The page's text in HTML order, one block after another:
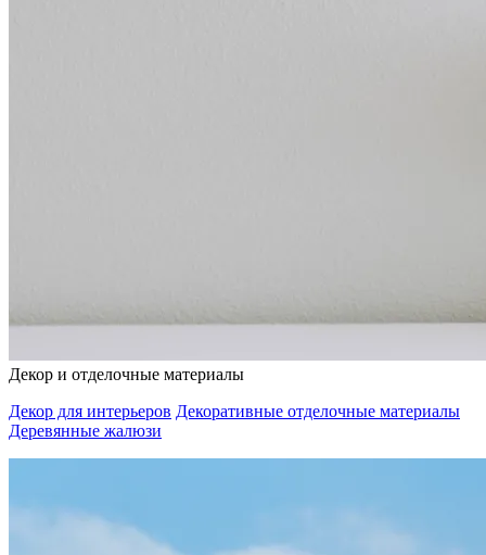
Декор и отделочные материалы
Декор для интерьеров Декоративные отделочные материалы
Деревянные жалюзи